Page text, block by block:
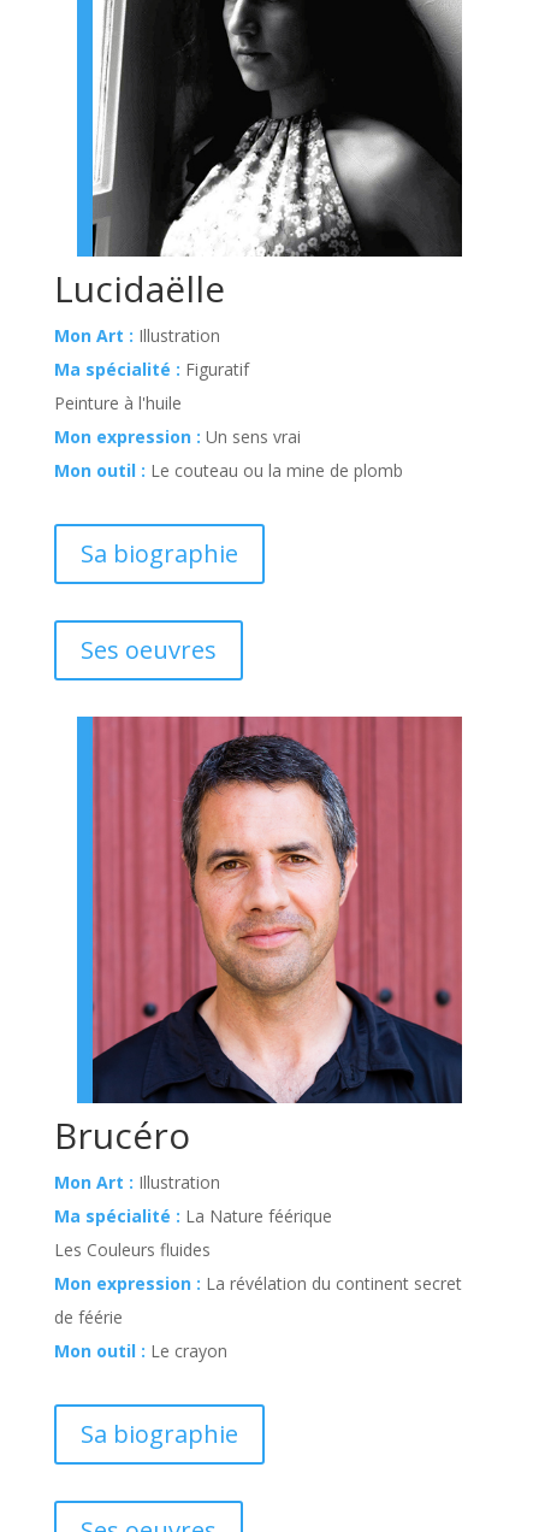
Lucidaëlle
Mon Art : Illustration
Ma spécialité : Figuratif
Peinture à l'huile
Mon expression : Un sens vrai
Mon outil : Le couteau ou la mine de plomb
Sa biographie
Ses oeuvres
Brucéro
Mon Art : Illustration
Ma spécialité : La Nature féérique
Les Couleurs fluides
Mon expression : La révélation du continent secret
de féérie
Mon outil : Le crayon
Sa biographie